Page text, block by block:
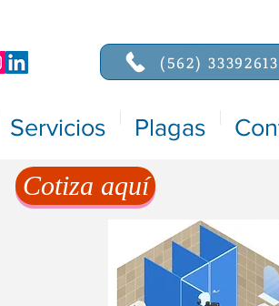
(562) 33392613
Servicios Plagas
Cotiza aquí